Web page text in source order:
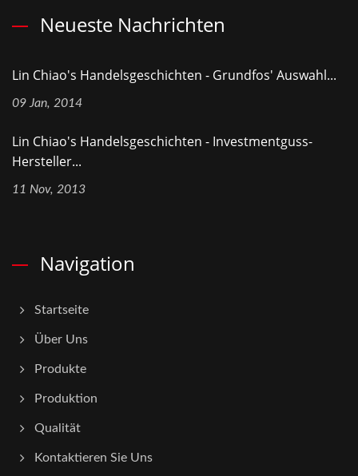
Neueste Nachrichten
Lin Chiao's Handelsgeschichten - Grundfos' Auswahl...
09 Jan, 2014
Lin Chiao's Handelsgeschichten - Investmentguss-
Hersteller...
11 Nov, 2013
Navigation
Startseite
Über Uns
Produkte
Produktion
Qualität
Kontaktieren Sie Uns